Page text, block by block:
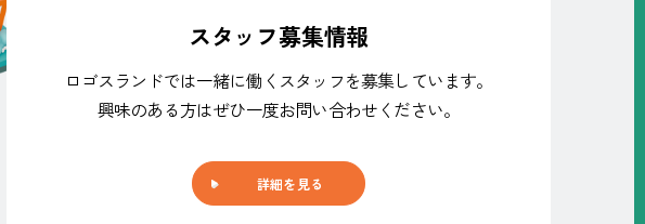
スタッフ募集情報
ロゴスランドでは一緒に働くスタッフを募集しています。
興味のある方はぜひ一度お問い合わせください。
詳細を見る